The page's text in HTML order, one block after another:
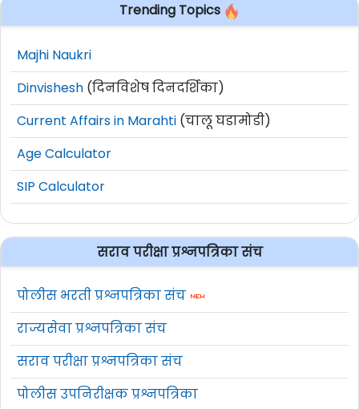
Trending Topics
Majhi Naukri
Dinvishesh (दिनविशेष दिनदर्शिका)
Current Affairs in Marahti (चालू घडामोडी)
Age Calculator
SIP Calculator
सराव परीक्षा प्रश्नपत्रिका संच
पोलीस भरती प्रश्नपत्रिका संच
राज्यसेवा प्रश्नपत्रिका संच
सराव परीक्षा प्रश्नपत्रिका संच
पोलीस उपनिरीक्षक प्रश्नपत्रिका